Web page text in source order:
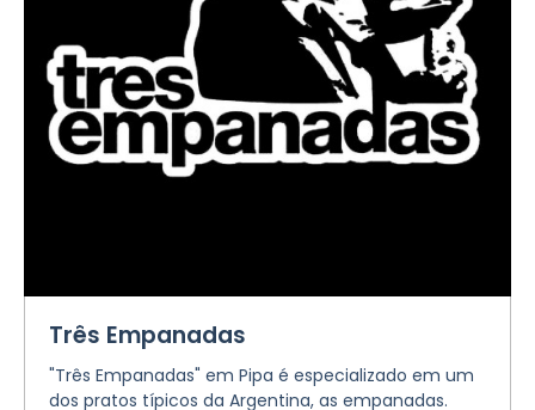
Três Empanadas
"Três Empanadas" em Pipa é especializado em um
dos pratos típicos da Argentina, as empanadas.